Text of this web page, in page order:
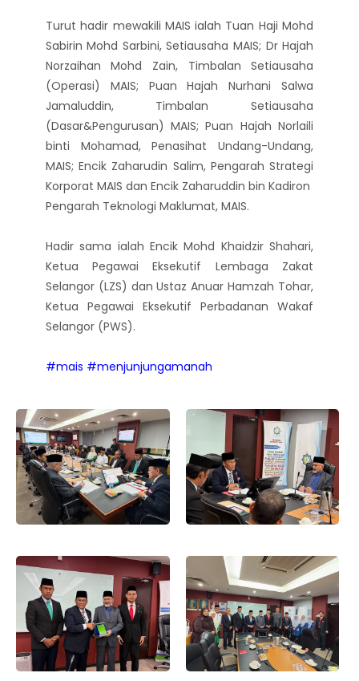
Turut hadir mewakili MAIS ialah Tuan Haji Mohd
Sabirin Mohd Sarbini, Setiausaha MAIS; Dr Hajah
Norzaihan Mohd Zain, Timbalan Setiausaha
(Operasi) MAIS; Puan Hajah Nurhani Salwa
Jamaluddin, Timbalan Setiausaha
(Dasar&Pengurusan) MAIS; Puan Hajah Norlaili
binti Mohamad, Penasihat Undang-Undang,
MAIS; Encik Zaharudin Salim, Pengarah Strategi
Korporat MAIS dan Encik Zaharuddin bin Kadiron
Pengarah Teknologi Maklumat, MAIS.
Hadir sama ialah Encik Mohd Khaidzir Shahari,
Ketua Pegawai Eksekutif Lembaga Zakat
Selangor (LZS) dan Ustaz Anuar Hamzah Tohar,
Ketua Pegawai Eksekutif Perbadanan Wakaf
Selangor (PWS).
#mais #menjunjungamanah